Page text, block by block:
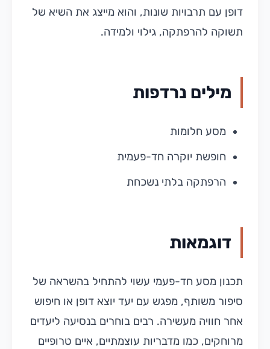
דופן עם תרבויות שונות, והוא מייצג את השיא של
תשוקה להרפתקה, גילוי ולמידה.
מילים נרדפות
מסע חלומות
חופשת יוקרה חד-פעמית
הרפתקה בלתי נשכחת
דוגמאות
תכנון מסע חד-פעמי עשוי להתחיל בהשראה של
סיפור משותף, מפגש עם יעד יוצא דופן או חיפוש
אחר חוויה מעשירה. רבים בוחרים בנסיעה ליעדים
מרוחקים, כמו מדבריות עוצמתיים, איים טרופיים